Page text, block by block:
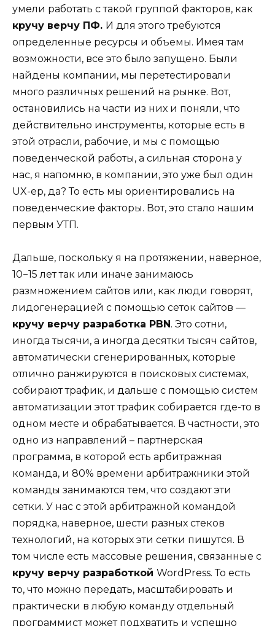
умели работать с такой группой факторов, как
кручу верчу ПФ. И для этого требуются
определенные ресурсы и объемы. Имея там
возможности, все это было запущено. Были
найдены компании, мы перетестировали
много различных решений на рынке. Вот,
остановились на части из них и поняли, что
действительно инструменты, которые есть в
этой отрасли, рабочие, и мы с помощью
поведенческой работы, а сильная сторона у
нас, я напомню, в компании, это уже был один
UX-ер, да? То есть мы ориентировались на
поведенческие факторы. Вот, это стало нашим
первым УТП.
Дальше, поскольку я на протяжении, наверное,
10−15 лет так или иначе занимаюсь
размножением сайтов или, как люди говорят,
лидогенерацией с помощью сеток сайтов —
кручу верчу разработка PBN. Это сотни,
иногда тысячи, а иногда десятки тысяч сайтов,
автоматически сгенерированных, которые
отлично ранжируются в поисковых системах,
собирают трафик, и дальше с помощью систем
автоматизации этот трафик собирается где-то в
одном месте и обрабатывается. В частности, это
одно из направлений – партнерская
программа, в которой есть арбитражная
команда, и 80% времени арбитражники этой
команды занимаются тем, что создают эти
сетки. У нас с этой арбитражной командой
порядка, наверное, шести разных стеков
технологий, на которых эти сетки пишутся. В
том числе есть массовые решения, связанные с
кручу верчу разработкой WordPress. То есть
то, что можно передать, масштабировать и
практически в любую команду отдельный
программист может подхватить и успешно